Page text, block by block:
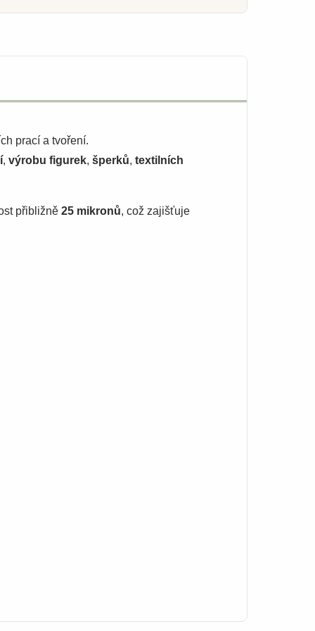
prací a tvoření.
, výrobu figurek, šperků, textilních
přibližně 25 mikronů, což zajišťuje